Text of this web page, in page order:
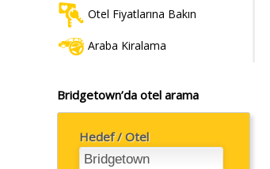
Otel Fiyatlarına Bakın
Araba Kiralama
Bridgetown’da otel arama
Hedef / Otel